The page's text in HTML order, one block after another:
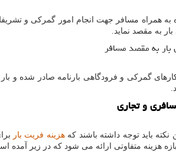
به همراه مسافر جهت انجام امور گمرکی و
به مقصد نماید.
بار به مقصد مسافر
گمرکی و فرودگاهی بارنامه صادر شده و
و تجاری
نکته باید توجه داشته باشند کههزینه فریت بار
هزینه متفاوتی ارائه می شود که در زیر آمده